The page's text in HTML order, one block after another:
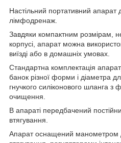
Настільний портативний апарат
лімфодренаж.
Завдяки компактним розмірам,
корпусі, апарат можна
виїзді або в домашніх умовах.
Стандартна комплектація
банок різної форми і діаметра
гнучкого силіконового шланга з
очищення.
В апараті передбачений
втягування.
Апарат оснащений манометром